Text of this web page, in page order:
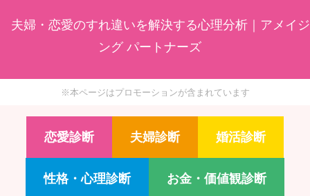
夫婦・恋愛のすれ違いを解決する心理分析｜アメイジ
ング パートナーズ
※本ページはプロモーションが含まれています
恋愛診断 夫婦診断 婚活診断
性格・心理診断 お金・価値観診断